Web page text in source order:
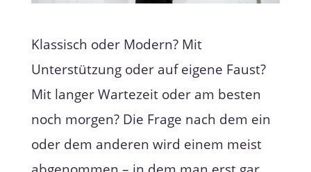
Klassisch oder Modern? Mit
Unterstützung oder auf eigene Faust?
Mit langer Wartezeit oder am besten
noch morgen? Die Frage nach dem ein
oder dem anderen wird einem meist